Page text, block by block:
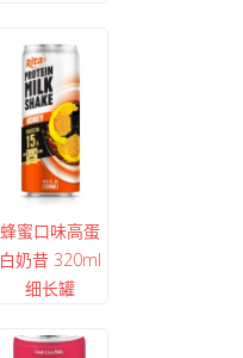
蜂蜜口味高蛋
白奶昔 320ml
细长罐